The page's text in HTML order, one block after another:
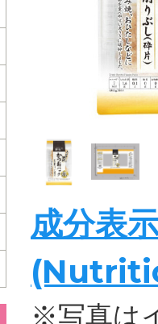
成分表
※写真は